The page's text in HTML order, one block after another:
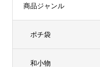
商品ジャンル
ポチ袋
和小物